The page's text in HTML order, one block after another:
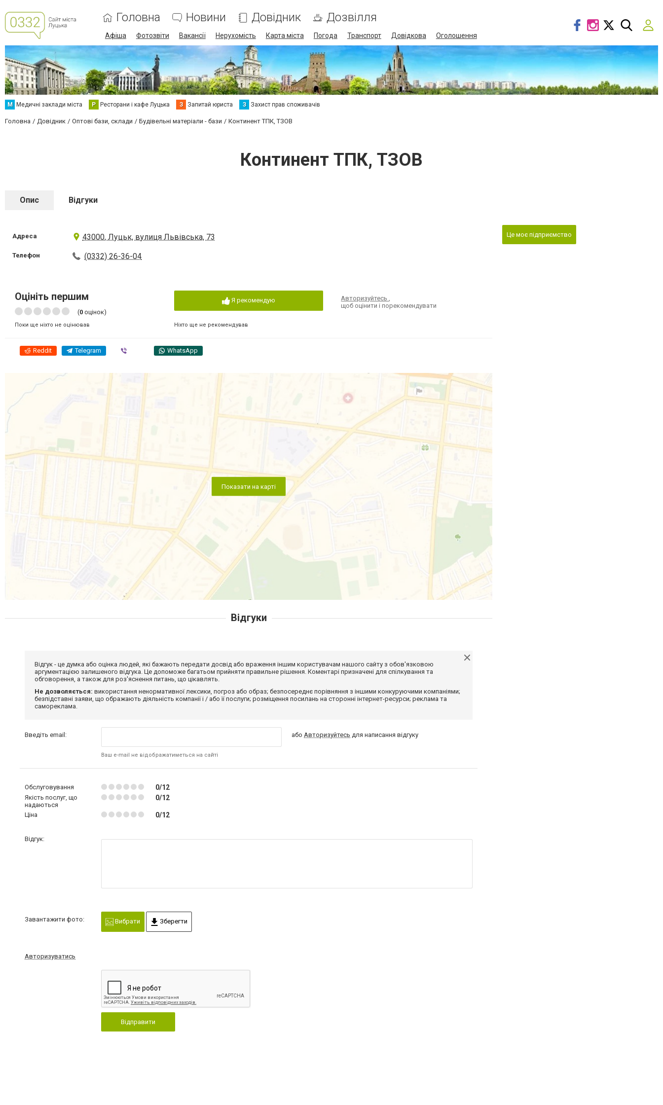
Головна Новини Довідник Дозвілля
Афіша Фотозвіти Вакансії Нерухомість Карта міста Погода Транспорт Довідкова Оголошення
М Медичні заклади міста Р Ресторани і кафе Луцька З Запитай юриста З Захист прав споживачів
Головна Довідник Оптові бази, склади Будівельні матеріали - бази Континент ТПК, ТЗОВ
Континент ТПК, ТЗОВ
Опис Відгуки
Адреса 43000, Луцьк, вулиця Львівська, 73
Телефон (0332) 26-36-04
Оцініть першим
(0 оцінок)
Поки ще ніхто не оцінював
Я рекомендую
Ніхто ще не рекомендував
Авторизуйтесь,
щоб оцінити і порекомендувати
Reddit Telegram WhatsApp
Показати на карті
Це моє підприємство
Відгуки
Відгук - це думка або оцінка людей, які бажають передати досвід або враження іншим користувачам нашого сайту з обов'язковою
аргументацією залишеного відгука. Це допоможе багатьом прийняти правильне рішення. Коментарі призначені для спілкування та
обговорення, а також для роз'яснення питань, що цікавлять.
Не дозволяється: використання ненормативної лексики, погроз або образ; безпосереднє порівняння з іншими конкуруючими компаніями;
безпідставні заяви, що ображають діяльність компанії і / або її послуги; розміщення посилань на сторонні інтернет-ресурси; реклама та
самореклама.
Введіть email:
Ваш e-mail не відображатиметься на сайті
абоАвторизуйтесь для написання відгуку
Обслуговування 0/12
Якість послуг, що
надаються
0/12
Ціна 0/12
Відгук:
Завантажити фото: Вибрати Зберегти
Авторизуватись
Відправити